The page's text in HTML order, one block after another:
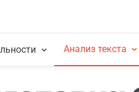
Анализ текста